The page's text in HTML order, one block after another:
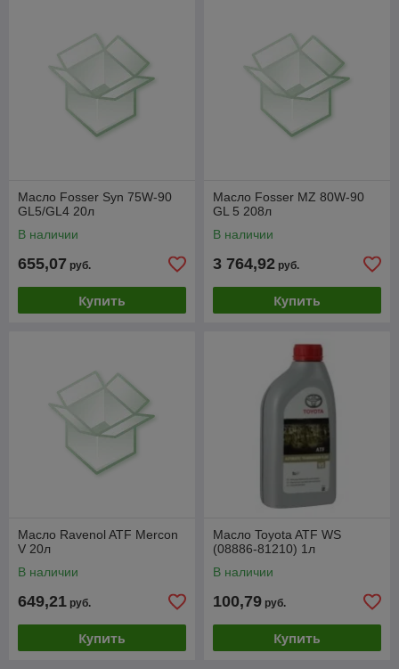
Масло Fosser Syn 75W-90
GL5/GL4 20л
В наличии
655,07 руб.
Купить
Масло Fosser MZ 80W-90
GL 5 208л
В наличии
3 764,92 руб.
Купить
Масло Ravenol ATF Mercon
V 20л
В наличии
649,21 руб.
Купить
Масло Toyota ATF WS
(08886-81210) 1л
В наличии
100,79 руб.
Купить